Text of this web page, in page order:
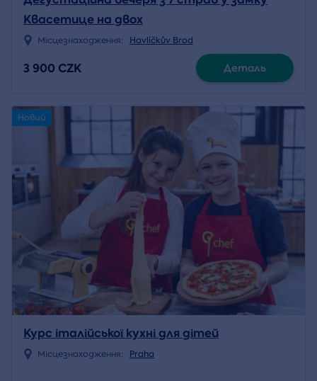
Квасетице на двох
Місцезнаходження: Havlíčkův Brod
3 900 CZK Деталь
Новий
Курс італійської кухні для дітей
Місцезнаходження: Praha